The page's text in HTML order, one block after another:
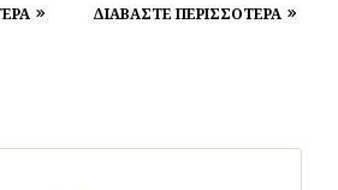
ΔΙΑΒΑΣΤΕ ΠΕΡΙΣΣΟΤΕΡΑ